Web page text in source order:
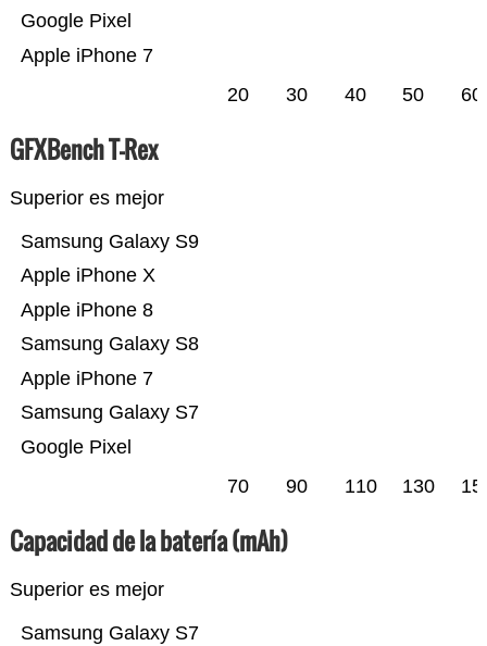
Apple iPhone 7
Google Pixel
20 30 40 50 60
GFXBench T-Rex
Superior es mejor
Google Pixel
Samsung Galaxy S7
Apple iPhone 7
Samsung Galaxy S8
Apple iPhone 8
Apple iPhone X
Samsung Galaxy S9
70 90 110 130
Capacidad de la batería (mAh)
Superior es mejor
Samsung Galaxy S7